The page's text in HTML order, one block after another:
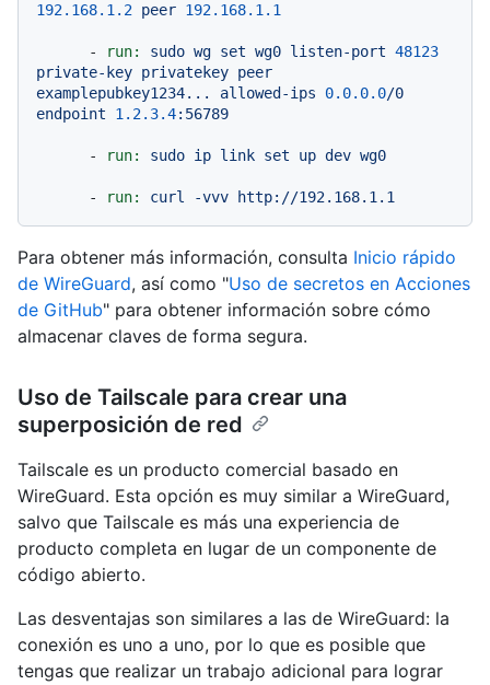
192.168.1.2 peer 192.168.1.1
- run: sudo wg set wg0 listen-port 48123
private-key privatekey peer
examplepubkey1234...
allowed-ips 0.0.0.0/0
endpoint
1.2.3.4:56789
- run: sudo ip link set up dev wg0
- run: curl -vvv http://192.168.1.1
Para obtener más información, consulta Inicio rápido
de WireGuard, así como "Uso de secretos en Acciones
de GitHub" para obtener información sobre cómo
almacenar claves de forma segura.
Uso de Tailscale para crear una
superposición de red
Tailscale es un producto comercial basado en
WireGuard. Esta opción es muy similar a WireGuard,
salvo que Tailscale es más una experiencia de
producto completa en lugar de un componente de
código abierto.
Las desventajas son similares a las de WireGuard: la
conexión es uno a uno, por lo que es posible que
tengas que realizar un trabajo adicional para lograr